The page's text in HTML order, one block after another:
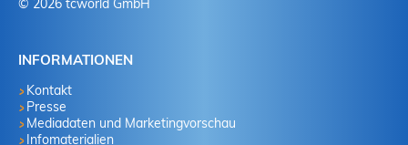
© 2026 tcworld GmbH
INFORMATIONEN
Kontakt
Presse
Mediadaten und Marketingvorschau
Infomaterialien